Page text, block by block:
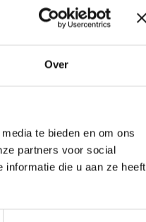
Over
te bieden en om ons
partners voor social
informatie die u aan ze heeft